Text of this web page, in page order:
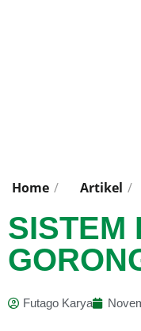
Home / Artikel /
SISTEM
Futago Karya